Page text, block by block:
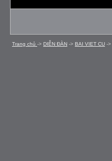
Trang chủ -> DIỄN ÐÀN -> BAI VIET CU ->